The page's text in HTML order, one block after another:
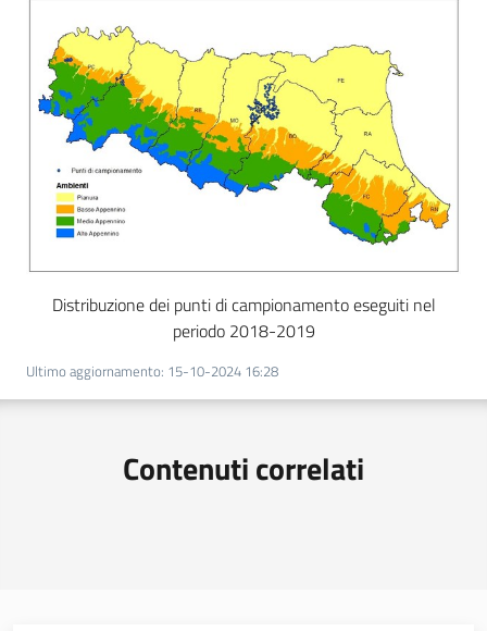
Distribuzione dei punti di campionamento eseguiti nel
periodo 2018-2019
Ultimo aggiornamento: 15-10-2024 16:28
Contenuti correlati